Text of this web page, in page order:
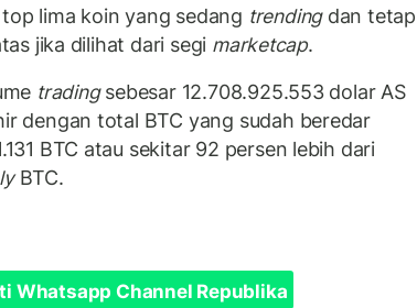
lima koin yang sedang trendingdan tetap
jika dilihat dari segi marketcap.
tradingsebesar 12.708.925.553 dolar AS
dengan total BTC yang sudah beredar
BTC atau sekitar 92 persen lebih dari
BTC.
Whatsapp Channel Republika